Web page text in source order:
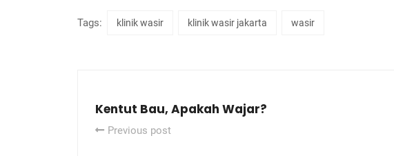
Tags: klinik wasir klinik wasir jakarta wasir
Kentut Bau, Apakah Wajar?
Previous post